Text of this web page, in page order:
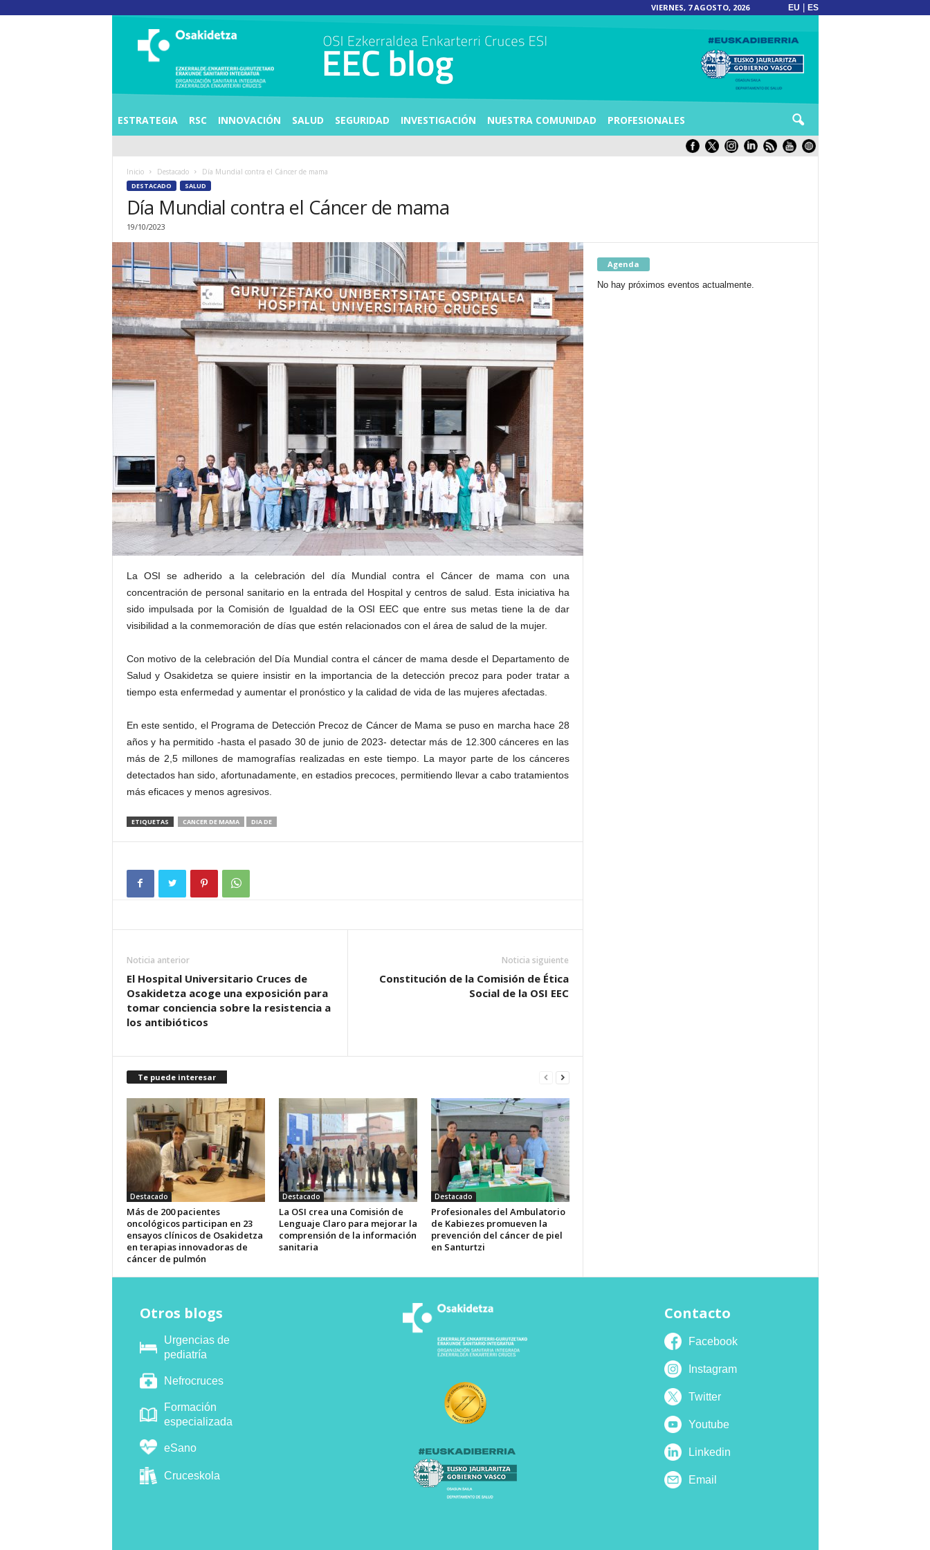
VIERNES, 7 AGOSTO, 2026 EU ES
A
N
R
T
E
R
R
I
C
R
ESTRATEGIA RSC INNOVACIÓN SALUD SEGURIDAD INVESTIGACIÓN NUESTRA COMUNIDAD PROFESIONALES
Inicio Destacado Día Mundial contra el Cáncer de mama
DESTACADO SALUD
Día Mundial contra el Cáncer de mama
19/10/2023
La OSI se adherido a la celebración del día Mundial contra el Cáncer de mama con una
concentración de personal sanitario en la entrada del Hospital y centros de salud. Esta iniciativa ha
sido impulsada por la Comisión de Igualdad de la OSI EEC que entre sus metas tiene la de dar
visibilidad a la conmemoración de días que estén relacionados con el área de salud de la mujer.
Con motivo de la celebración del Día Mundial contra el cáncer de mama desde el Departamento de
Salud y Osakidetza se quiere insistir en la importancia de la detección precoz para poder tratar a
tiempo esta enfermedad y aumentar el pronóstico y la calidad de vida de las mujeres afectadas.
En este sentido, el Programa de Detección Precoz de Cáncer de Mama se puso en marcha hace 28
años y ha permitido -hasta el pasado 30 de junio de 2023- detectar más de 12.300 cánceres en las
más de 2,5 millones de mamografías realizadas en este tiempo. La mayor parte de los cánceres
detectados han sido, afortunadamente, en estadios precoces, permitiendo llevar a cabo tratamientos
más eficaces y menos agresivos.
ETIQUETAS CANCER DE MAMA DIA DE
Noticia anterior
El Hospital Universitario Cruces de
Osakidetza acoge una exposición para
tomar conciencia sobre la resistencia a
los antibióticos
Noticia siguiente
Constitución de la Comisión de Ética
Social de la OSI EEC
Te puede interesar
Destacado
Más de 200 pacientes
oncológicos participan en 23
ensayos clínicos de Osakidetza
en terapias innovadoras de
cáncer de pulmón
Destacado
La OSI crea una Comisión de
Lenguaje Claro para mejorar la
comprensión de la información
sanitaria
Destacado
Profesionales del Ambulatorio
de Kabiezes promueven la
prevención del cáncer de piel
en Santurtzi
Agenda
No hay próximos eventos actualmente.
Otros blogs
Urgencias de
pediatría
Nefrocruces
Formación
especializada
eSano
Cruceskola
Contacto
Facebook
Instagram
Twitter
Youtube
Linkedin
Email